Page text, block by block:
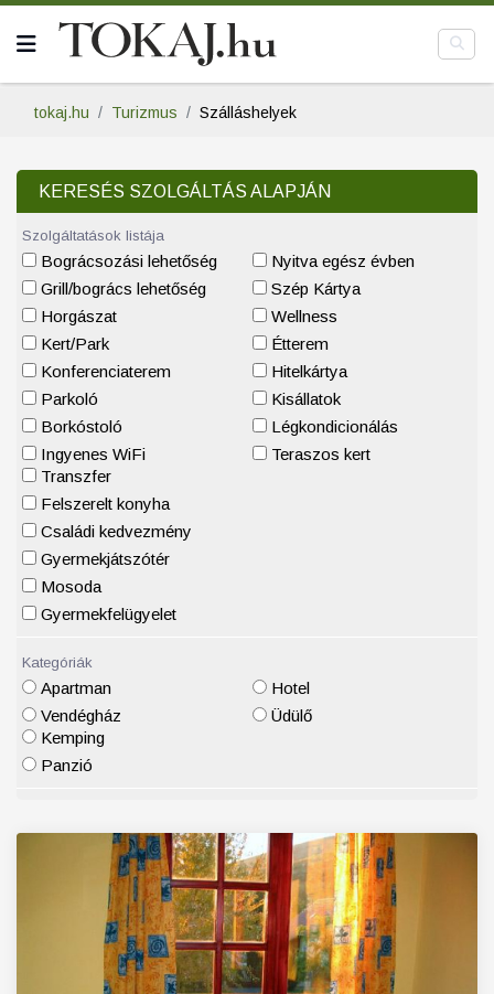
tokaj.hu Turizmus Szálláshelyek
KERESÉS SZOLGÁLTÁS ALAPJÁN
Szolgáltatások listája
Bográcsozási lehetőség
Grill/bogrács lehetőség
Horgászat
Kert/Park
Konferenciaterem
Parkoló
Borkóstoló
Ingyenes WiFi
Nyitva egész évben
Szép Kártya
Wellness
Étterem
Hitelkártya
Kisállatok
Légkondicionálás
Teraszos kert
Transzfer
Felszerelt konyha
Családi kedvezmény
Gyermekjátszótér
Mosoda
Gyermekfelügyelet
Kategóriák
Apartman
Vendégház
Hotel
Üdülő
Kemping
Panzió